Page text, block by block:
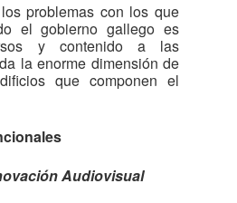
problemas con los que
el gobierno gallego es
y contenido a las
la enorme dimensión de
que componen el
Audiovisual